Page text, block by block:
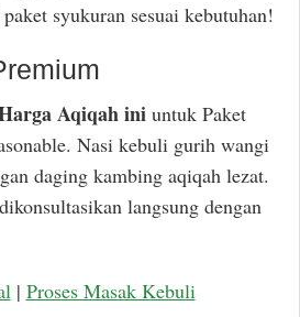
syukuran sesuai kebutuhan!
Aqiqah ini untuk Paket
Nasi kebuli gurih wangi
daging kambing aqiqah lezat.
langsung dengan
| Proses Masak Kebuli